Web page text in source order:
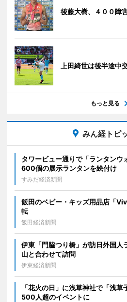
後藤大樹、４００障
上田綺世は後半途
もっと見る
みん経トピ
タワービュー通りで「ランタン
600個の展示ランタンを絵付け
すみだ経済新聞
飯田のベビー・キッズ用品店「
転
飯田経済新聞
伊東「門脇つり橋」が訪日外国
山と合わせて訪問
伊東経済新聞
「花火の日」に浅草神社で「浅
500人超のイベントに